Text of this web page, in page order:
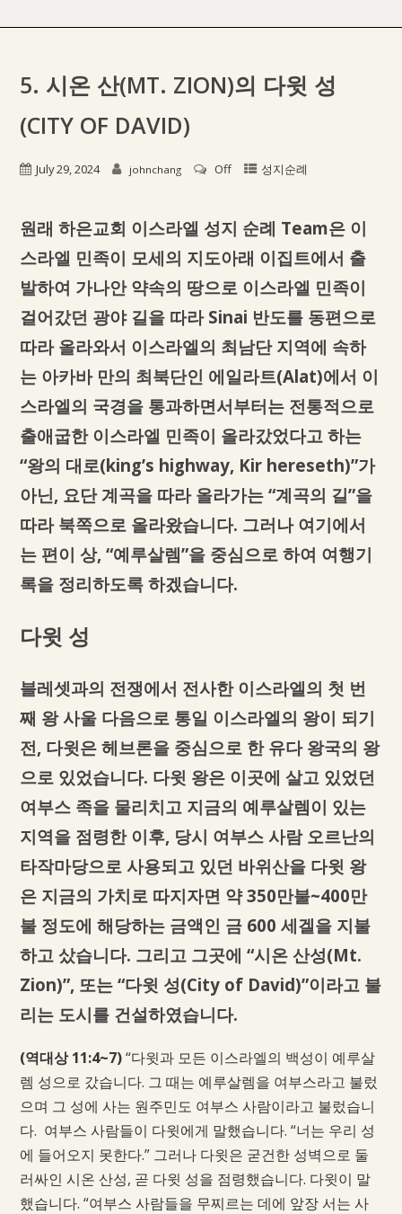
5. 시온 산(MT. ZION)의 다윗 성
(CITY OF DAVID)
July 29, 2024 johnchang Off 성지순례
원래 하은교회 이스라엘 성지 순례 Team은 이
스라엘 민족이 모세의 지도아래 이집트에서 출
발하여 가나안 약속의 땅으로 이스라엘 민족이
걸어갔던 광야 길을 따라 Sinai 반도를 동편으로
따라 올라와서 이스라엘의 최남단 지역에 속하
는 아카바 만의 최북단인 에일라트(Alat)에서 이
스라엘의 국경을 통과하면서부터는 전통적으로
출애굽한 이스라엘 민족이 올라갔었다고 하는
“왕의 대로(king’s highway, Kir hereseth)”가
아닌, 요단 계곡을 따라 올라가는 “계곡의 길”을
따라 북쪽으로 올라왔습니다. 그러나 여기에서
는 편이 상, “예루살렘”을 중심으로 하여 여행기
록을 정리하도록 하겠습니다.
다윗 성
블레셋과의 전쟁에서 전사한 이스라엘의 첫 번
째 왕 사울 다음으로 통일 이스라엘의 왕이 되기
전, 다윗은 헤브론을 중심으로 한 유다 왕국의 왕
으로 있었습니다. 다윗 왕은 이곳에 살고 있었던
여부스 족을 물리치고 지금의 예루살렘이 있는
지역을 점령한 이후, 당시 여부스 사람 오르난의
타작마당으로 사용되고 있던 바위산을 다윗 왕
은 지금의 가치로 따지자면 약 350만불~400만
불 정도에 해당하는 금액인 금 600 세겔을 지불
하고 샀습니다. 그리고 그곳에 “시온 산성(Mt.
Zion)”, 또는 “다윗 성(City of David)”이라고 불
리는 도시를 건설하였습니다.
(역대상 11:4~7)“다윗과 모든 이스라엘의 백성이 예루살
렘 성으로 갔습니다. 그 때는 예루살렘을 여부스라고 불렀
으며 그 성에 사는 원주민도 여부스 사람이라고 불렀습니
다. 여부스 사람들이 다윗에게 말했습니다. “너는 우리 성
에 들어오지 못한다.” 그러나 다윗은 굳건한 성벽으로 둘
러싸인 시온 산성, 곧 다윗 성을 점령했습니다. 다윗이 말
했습니다. “여부스 사람들을 무찌르는 데에 앞장 서는 사